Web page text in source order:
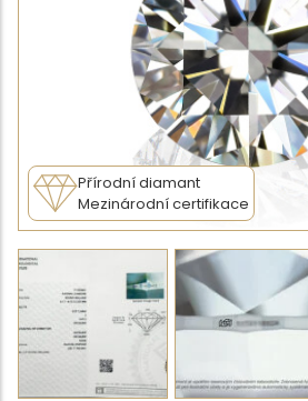
Přírodní diamant
Mezinárodní certifikace